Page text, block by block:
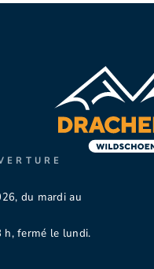
du mardi au
h, fermé le lundi.